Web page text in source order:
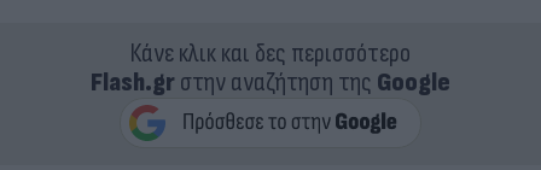
Κάνε κλικ και δες περισσότερο
Flash.grστην αναζήτηση της Google